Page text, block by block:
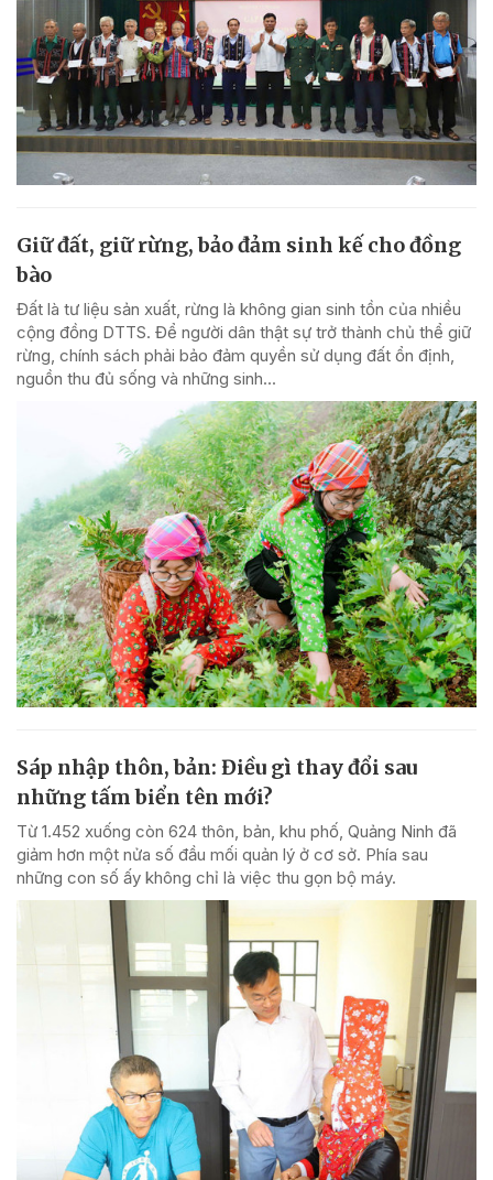
Giữ đất, giữ rừng, bảo đảm sinh kế cho đồng
bào
Đất là tư liệu sản xuất, rừng là không gian sinh tồn của nhiều
cộng đồng DTTS. Để người dân thật sự trở thành chủ thể giữ
rừng, chính sách phải bảo đảm quyền sử dụng đất ổn định,
nguồn thu đủ sống và những sinh...
Sáp nhập thôn, bản: Điều gì thay đổi sau
những tấm biển tên mới?
Từ 1.452 xuống còn 624 thôn, bản, khu phố, Quảng Ninh đã
giảm hơn một nửa số đầu mối quản lý ở cơ sở. Phía sau
những con số ấy không chỉ là việc thu gọn bộ máy.